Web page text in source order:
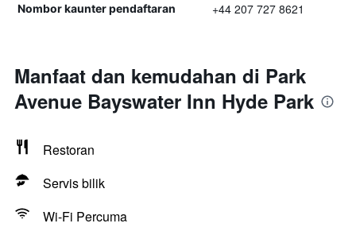
Nombor kaunter pendaftaran +44 207 727 8621
Manfaat dan kemudahan di Park
Avenue Bayswater Inn Hyde Park
Restoran
Servis bilik
Wi-Fi Percuma